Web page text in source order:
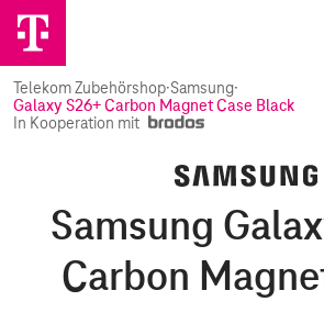
Telekom Zubehörshop·Samsung·
Galaxy S26+ Carbon Magnet Case Black
In Kooperation mit
Samsung
Carbon